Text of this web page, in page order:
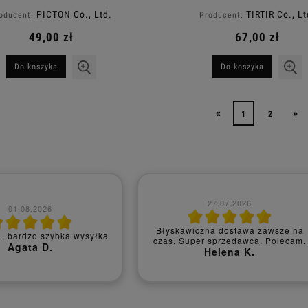
PICTON Co., Ltd.
49,00 zł
Do koszyka
Producent: TIRTIR Co.,
67,00 zł
Do koszyka
« 1 2 »
ok, szybka realizacja
zamówienia
Natalia M.
09.07.2026
Czy polecisz nas innym? - Tak mogę
polecić innym
Barbara M.